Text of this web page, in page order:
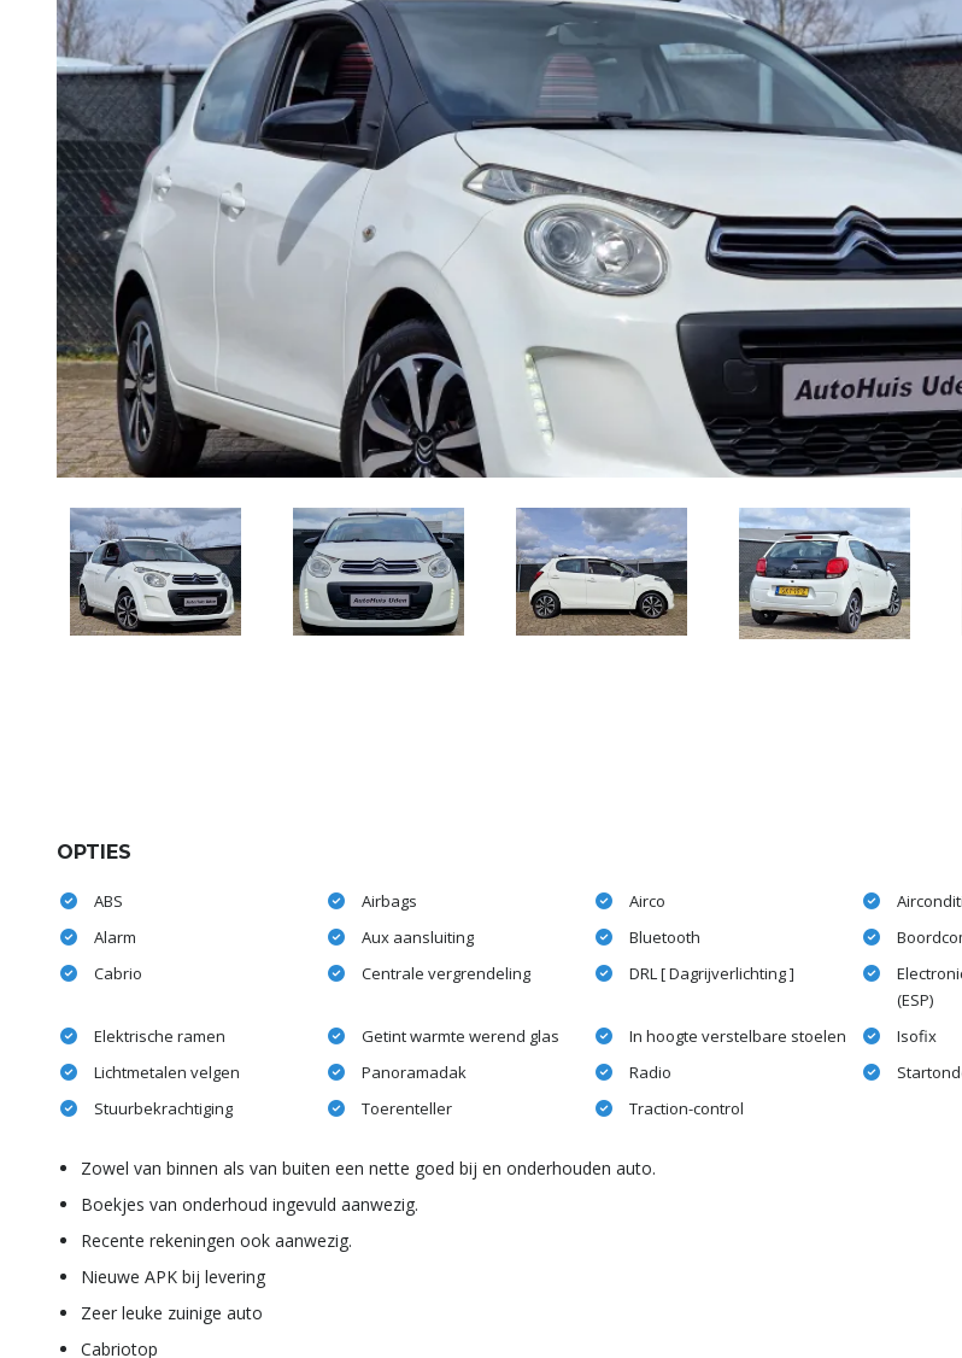
OPTIES
ABS Airbags Airco
Alarm
Aux aansluiting Bluetooth
Cabrio
Centrale vergrendeling DRL [ Dagrijverlichting ]
(ESP)
Elektrische ramen
Getint warmte werend glas In hoogte verstelbare stoelen
Isofix
Lichtmetalen velgen
Panoramadak Radio
Stuurbekrachtiging
Toerenteller Traction-control
Zowel van binnen als van buiten een nette goed bij en onderhouden auto.
Boekjes van onderhoud ingevuld aanwezig.
Recente rekeningen ook aanwezig.
Nieuwe APK bij levering
Zeer leuke zuinige auto
Cabriotop